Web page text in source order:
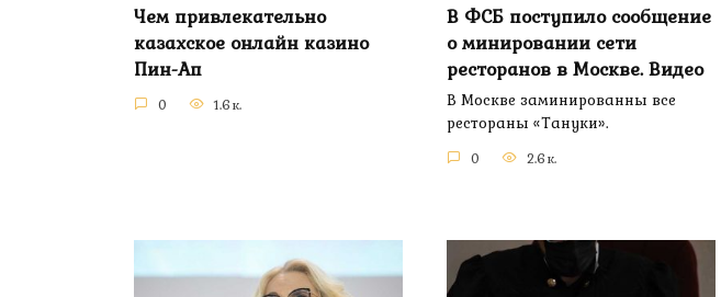
Чем привлекательно
казахское онлайн казино
Пин-Ап
0 1.6к.
В ФСБ поступило сообщение
о минировании сети
ресторанов в Москве. Видео
В Москве заминированны все
рестораны «Тануки».
0 2.6к.